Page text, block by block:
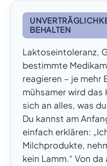
BEHALTEN
Laktoseintoleranz,
bestimmte
reagieren – je mehr
mühsamer wird das
sich an alles, was
Du kannst am
einfach erklären:
Milchprodukte,
kein Lamm.“ Von